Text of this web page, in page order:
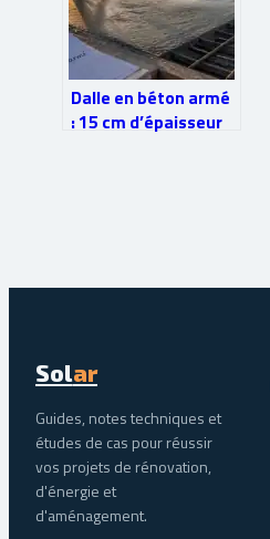
Dalle en béton armé
: 15 cm d’épaisseur
Solar
Guides, notes techniques et
études de cas pour réussir
vos projets de rénovation,
d'énergie et
d'aménagement.